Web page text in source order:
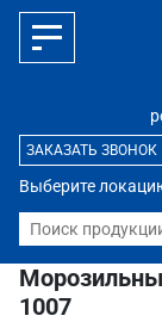
Выберите
ЗАКАЗАТЬ ЗВОНОК
1007